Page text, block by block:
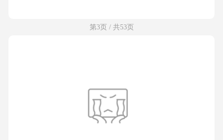
第3页 / 共53页